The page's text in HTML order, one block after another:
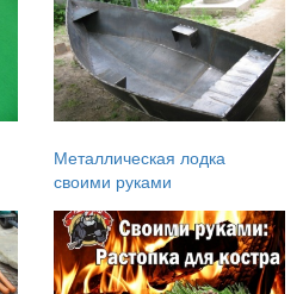
Металлическая лодка
своими руками